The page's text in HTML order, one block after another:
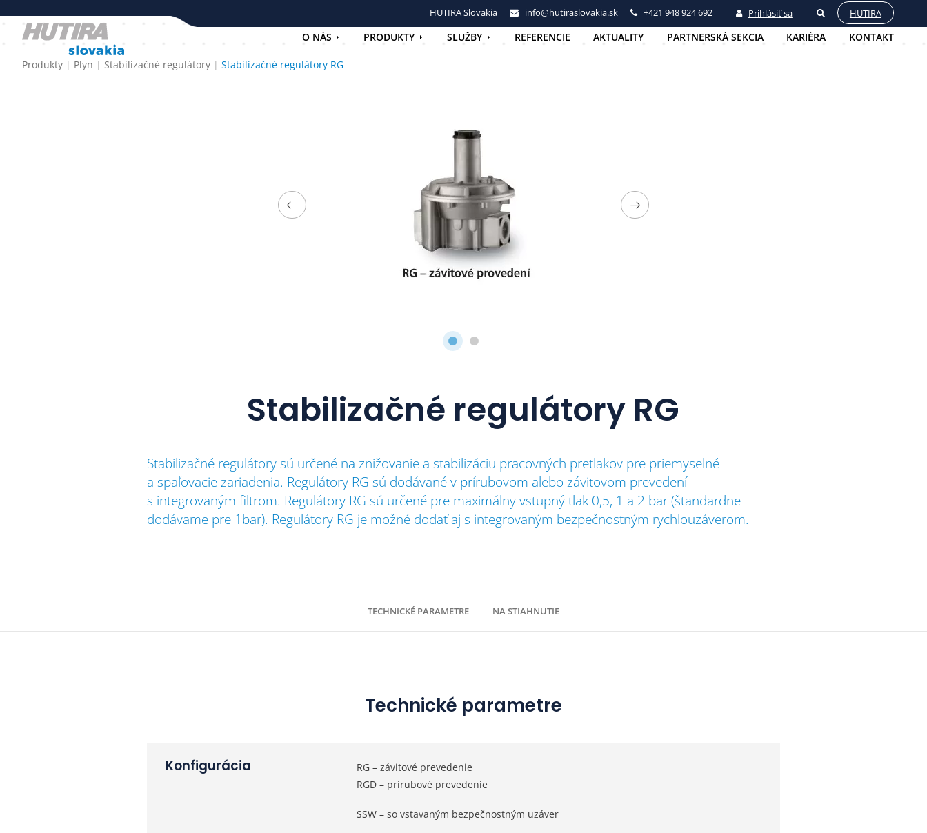
HUTIRA Slovakia info@hutiraslovakia.sk +421 948 924 692 Prihlásiť sa HUTIRA
O NÁS PRODUKTY SLUŽBY REFERENCIE AKTUALITY PARTNERSKÁ SEKCIA KARIÉRA KONTAKT
Produkty Plyn Stabilizačné regulátory Stabilizačné regulátory RG
Stabilizačné regulátory RG
Stabilizačné regulátory sú určené na znižovanie a stabilizáciu pracovných pretlakov pre priemyselné
a spaľovacie zariadenia. Regulátory RG sú dodávané v prírubovom alebo závitovom prevedení
s integrovaným filtrom. Regulátory RG sú určené pre maximálny vstupný tlak 0,5, 1 a 2 bar (štandardne
dodávame pre 1bar). Regulátory RG je možné dodať aj s integrovaným bezpečnostným rychlouzáverom.
TECHNICKÉ PARAMETRE NA STIAHNUTIE
Technické parametre
Konfigurácia
RG – závitové prevedenie
RGD – prírubové prevedenie
SSW – so vstavaným bezpečnostným uzáver